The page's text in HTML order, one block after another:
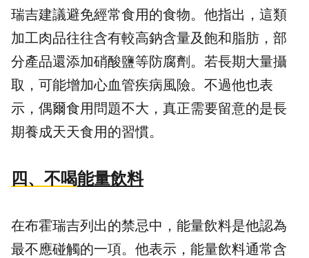
瑞吉建議避免經常食用的食物。他指出，這類
加工肉品往往含有較高鈉含量及飽和脂肪，部
分產品還添加硝酸鹽等防腐劑。若長期大量攝
取，可能增加心血管疾病風險。不過他也表
示，偶爾食用問題不大，真正需要留意的是長
期養成天天食用的習慣。
四、不喝能量飲料
在布霍瑞吉列出的禁忌中，能量飲料是他認為
最不應碰觸的一項。他表示，能量飲料通常含